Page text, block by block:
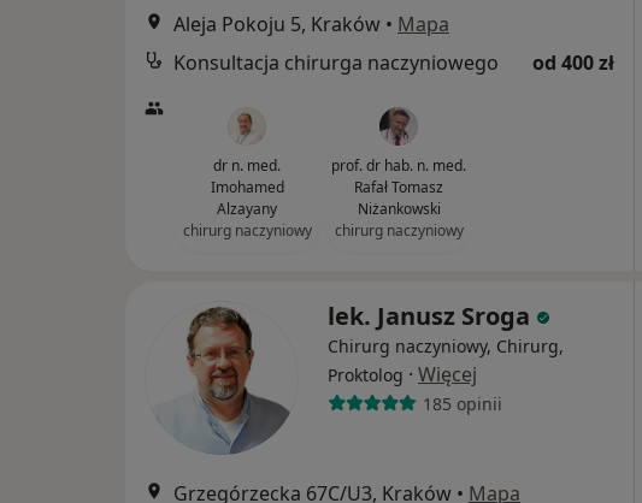
Aleja Pokoju 5, Kraków • Mapa
Konsultacja chirurga naczyniowego
od 400 zł
dr n. med.
Imohamed
Alzayany
chirurg naczyniowy
prof. dr hab. n. med.
Rafał Tomasz
Niżankowski
chirurg naczyniowy
lek. Janusz Sroga
Chirurg naczyniowy, Chirurg,
Proktolog · Więcej
185 opinii
Grzegórzecka 67C/U3, Kraków • Mapa